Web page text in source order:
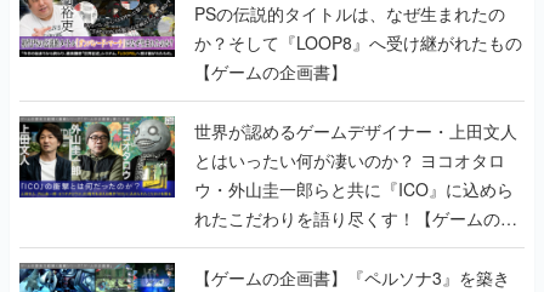
PSの伝説的タイトルは、なぜ生まれたの
か？そして『LOOP8』へ受け継がれたもの
【ゲームの企画書】
世界が認めるゲームデザイナー・上田文人
とはいったい何が凄いのか？ ヨコオタロ
ウ・外山圭一郎らと共に『ICO』に込めら
れたこだわりを語り尽くす！【ゲームの企
画書】
【ゲームの企画書】『ペルソナ3』を築き